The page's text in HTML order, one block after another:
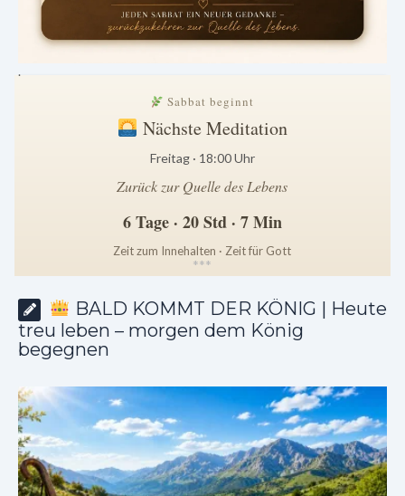
.
Sabbat beginnt
Nächste Meditation
Freitag · 18:00 Uhr
Zurück zur Quelle des Lebens
6 Tage · 20 Std · 7 Min
Zeit zum Innehalten · Zeit für Gott
***
BALD KOMMT DER KÖNIG | Heute
treu leben – morgen dem König
begegnen